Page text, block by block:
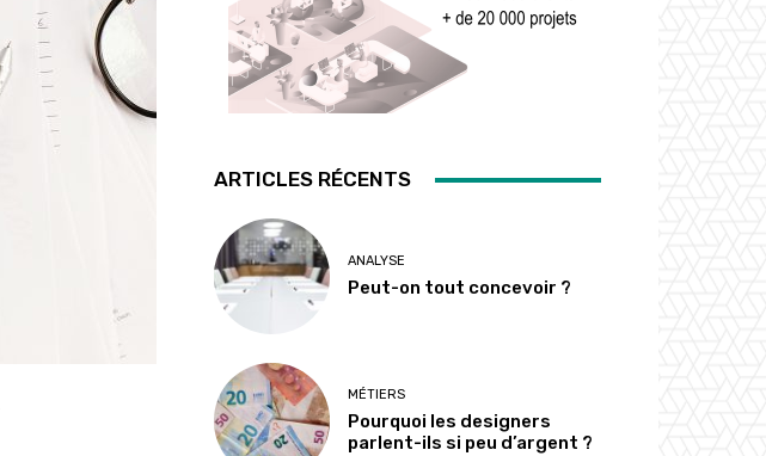
ARTICLES RÉCENTS
ANALYSE
Peut-on tout concevoir ?
MÉTIERS
Pourquoi les designers
parlent-ils si peu d’argent ?